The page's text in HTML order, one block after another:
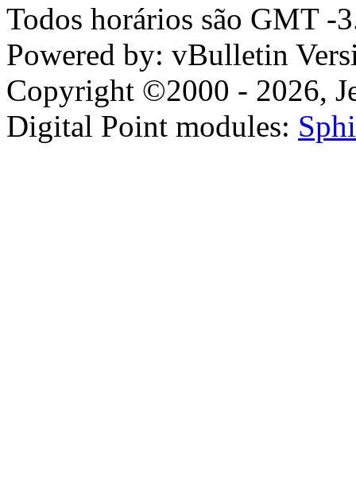
Todos horários são GMT -
Powered by: vBulletin
Copyright ©2000 - 2026,
Digital Point modules: